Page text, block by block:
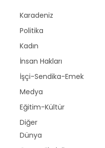
Karadeniz
Politika
Kadın
İnsan Hakları
İşçi-Sendika-Emek
Medya
Eğitim-Kültür
Diğer
Dünya